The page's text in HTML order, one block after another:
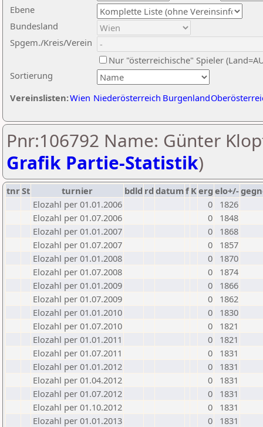
Ebene
Sortierung
Bundesland
Spgem./Kreis/Verein
Nur "österreichische" Spieler
Vereinslisten:Wien Niederösterreich Burgenland
Pnr:106792 Name: Günter
Grafik Partie-Statistik)
tnrSt turnier bdld rd datumf Kerg elo+/-
Elozahl per 01.01.2006
0
1826
Elozahl per 01.07.2006
0
1848
Elozahl per 01.01.2007
0
1868
Elozahl per 01.07.2007
0
1857
Elozahl per 01.01.2008
0
1870
Elozahl per 01.07.2008
0
1874
Elozahl per 01.01.2009
0
1866
Elozahl per 01.07.2009
0
1862
Elozahl per 01.01.2010
0
1830
Elozahl per 01.07.2010
0
1821
Elozahl per 01.01.2011
0
1821
Elozahl per 01.07.2011
0
1831
Elozahl per 01.01.2012
0
1831
Elozahl per 01.04.2012
0
1831
Elozahl per 01.07.2012
0
1831
Elozahl per 01.10.2012
0
1831
Elozahl per 01.01.2013
0
1831